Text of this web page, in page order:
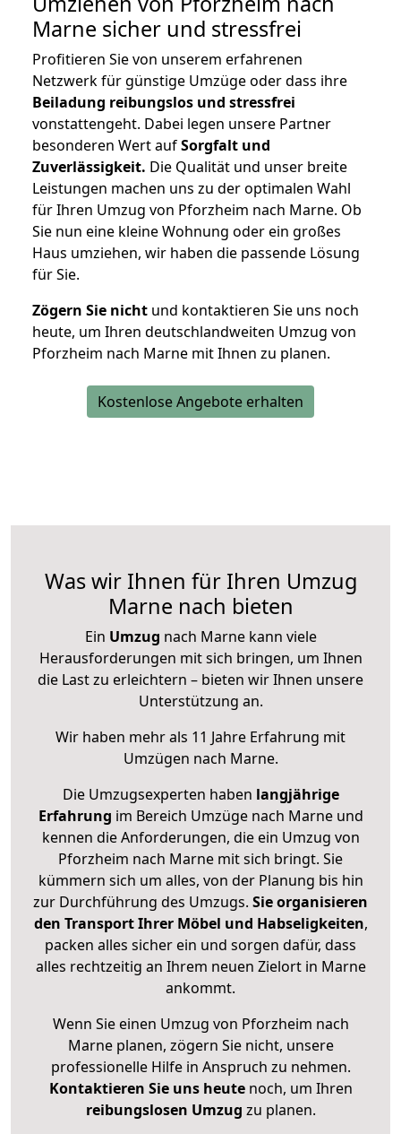
Marne sicher und stressfrei
Profitieren Sie von unserem erfahrenen
Netzwerk für günstige Umzüge oder dass ihre
Beiladung reibungslos und stressfrei
vonstattengeht. Dabei legen unsere Partner
besonderen Wert aufSorgfalt und
Zuverlässigkeit. Die Qualität und unser breite
Leistungen machen uns zu der optimalen Wahl
für Ihren Umzug von Pforzheim nach Marne. Ob
Sie nun eine kleine Wohnung oder ein großes
Haus umziehen, wir haben die passende Lösung
für Sie.
Zögern Sie nicht und kontaktieren Sie uns noch
heute, um Ihren deutschlandweiten Umzug von
Pforzheim nach Marne mit Ihnen zu planen.
Kostenlose Angebote erhalten
Was wir Ihnen für Ihren Umzug
Marne nach bieten
Ein Umzug nach Marne kann viele
Herausforderungen mit sich bringen, um Ihnen
die Last zu erleichtern – bieten wir Ihnen unsere
Unterstützung an.
Wir haben mehr als 11 Jahre Erfahrung mit
Umzügen nach Marne.
Die Umzugsexperten haben langjährige
Erfahrung im Bereich Umzüge nach Marne und
kennen die Anforderungen, die ein Umzug von
Pforzheim nach Marne mit sich bringt. Sie
kümmern sich um alles, von der Planung bis hin
zur Durchführung des Umzugs. Sie organisieren
den Transport Ihrer Möbel und Habseligkeiten,
packen alles sicher ein und sorgen dafür, dass
alles rechtzeitig an Ihrem neuen Zielort in Marne
ankommt.
Wenn Sie einen Umzug von Pforzheim nach
Marne planen, zögern Sie nicht, unsere
professionelle Hilfe in Anspruch zu nehmen.
Kontaktieren Sie uns heutenoch, um Ihren
reibungslosen Umzug zu planen.